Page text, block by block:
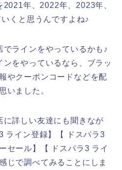
年、2022年、2023年、
くと思うんですよね♪
ラインをやっているかも♪
をやっているなら、ブラッ
やクーポンコードなどを配
いました。
に詳しい友達にも聞きなが
ライン登録】【 ドスパラ3
セール】【 ドスパラ3 ライ
じで調べてみることにしま